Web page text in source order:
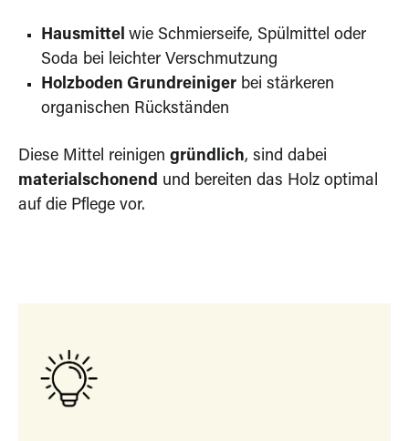
Hausmittel wie Schmierseife, Spülmittel oder
Soda bei leichter Verschmutzung
Holzboden Grundreiniger bei stärkeren
organischen Rückständen
Diese Mittel reinigen gründlich, sind dabei
materialschonend und bereiten das Holz optimal
auf die Pflege vor.